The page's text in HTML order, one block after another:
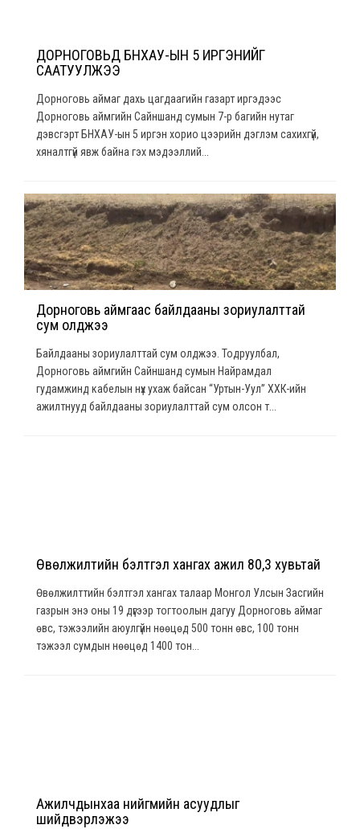
ДОРНОГОВЬД БНХАУ-ЫН 5 ИРГЭНИЙГ
СААТУУЛЖЭЭ
Дорноговь аймаг дахь цагдаагийн газарт иргэдээс
Дорноговь аймгийн Сайншанд сумын 7-р багийн нутаг
дэвсгэрт БНХАУ-ын 5 иргэн хорио цээрийн дэглэм сахихгүй,
хяналтгүй явж байна гэх мэдээллий...
Дорноговь аймгаас байлдааны зориулалттай
сум олджээ
Байлдааны зориулалттай сум олджээ. Тодруулбал,
Дорноговь аймгийн Сайншанд сумын Найрамдал
гудамжинд кабелын нүх ухаж байсан “Уртын-Уул” ХХК-ийн
ажилтнууд байлдааны зориулалттай сум олсон т...
Өвөлжилтийн бэлтгэл хангах ажил 80,3 хувьтай
Өвөлжилттийн бэлтгэл хангах талаар Монгол Улсын Засгийн
газрын энэ оны 19 дүгээр тогтоолын дагуу Дорноговь аймаг
өвс, тэжээлийн аюулгүйн нөөцөд 500 тонн өвс, 100 тонн
тэжээл сумдын нөөцөд 1400 тон...
Ажилчдынхаа нийгмийн асуудлыг
шийдвэрлэжээ